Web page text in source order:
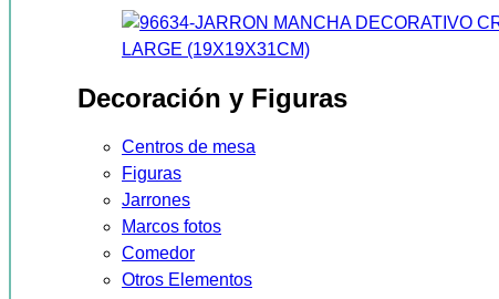
Decoración y Figuras
Centros de mesa
Figuras
Jarrones
Marcos fotos
Comedor
Otros Elementos